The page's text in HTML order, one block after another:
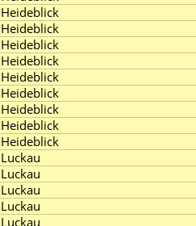
Heideblick
Heideblick
Heideblick
Heideblick
Heideblick
Heideblick
Heideblick
Heideblick
Heideblick
Luckau
Luckau
Luckau
Luckau
Luckau